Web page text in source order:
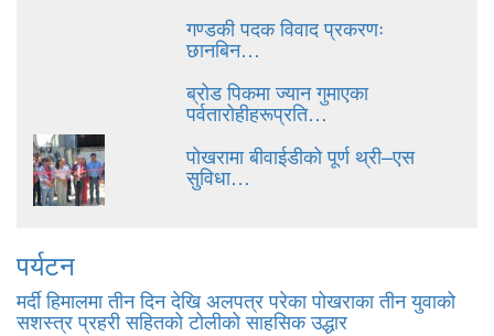
गण्डकी पदक विवाद प्रकरणः
छानबिन…
ब्रोड पिकमा ज्यान गुमाएका
पर्वतारोहीहरूप्रति…
पोखरामा बीवाईडीको पूर्ण थ्री–एस
सुविधा…
पर्यटन
मर्दी हिमालमा तीन दिन देखि अलपत्र परेका पोखराका तीन युवाको
सशस्त्र प्रहरी सहितको टोलीको साहसिक उद्धार